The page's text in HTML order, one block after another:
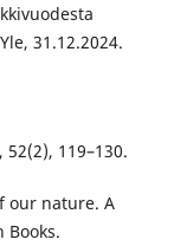
31.12.2024.
119–130.
our nature. A
Books.